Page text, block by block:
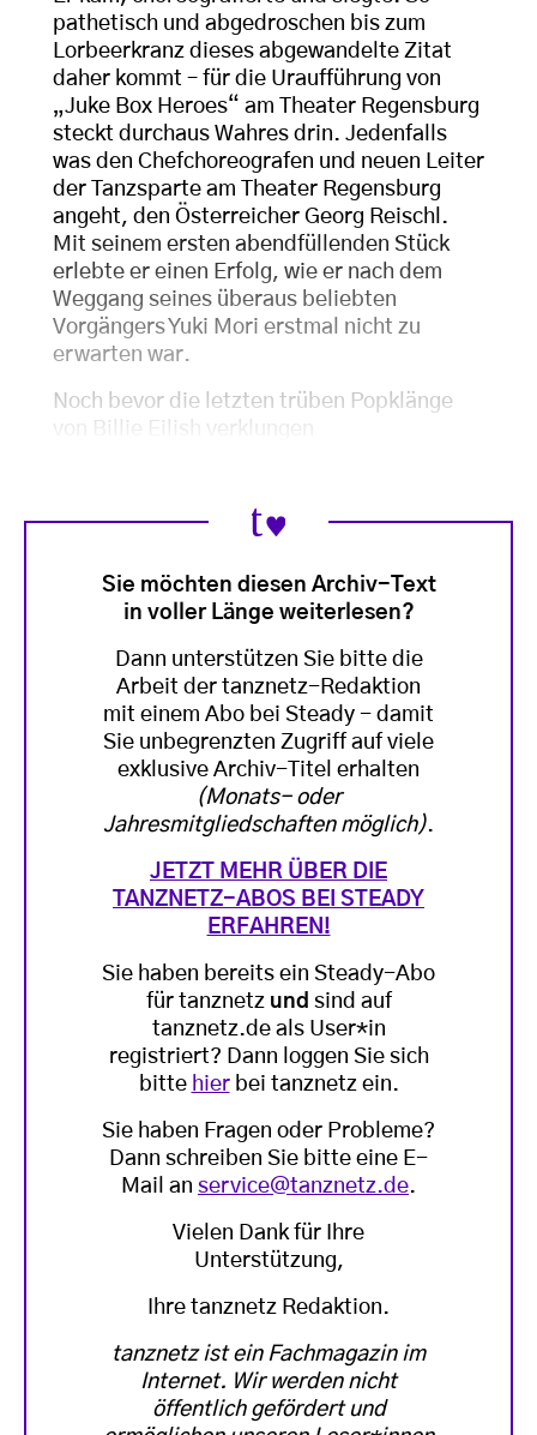
pathetisch und abgedroschen bis zum
Lorbeerkranz dieses abgewandelte Zitat
daher kommt – für die Uraufführung von
„Juke Box Heroes“ am Theater Regensburg
steckt durchaus Wahres drin. Jedenfalls
was den Chefchoreografen und neuen Leiter
der Tanzsparte am Theater Regensburg
angeht, den Österreicher Georg Reischl.
Mit seinem ersten abendfüllenden Stück
erlebte er einen Erfolg, wie er nach dem
Weggang seines überaus beliebten
Vorgängers Yuki Mori erstmal nicht zu
erwarten war.
Noch bevor die letzten trüben Popklänge
von Billie Eilish verklungen
Sie möchten diesen Archiv-Text
in voller Länge weiterlesen?
Dann unterstützen Sie bitte die
Arbeit der tanznetz-Redaktion
mit einem Abo bei Steady - damit
Sie unbegrenzten Zugriff auf viele
exklusive Archiv-Titel erhalten
(Monats- oder
Jahresmitgliedschaften möglich).
JETZT MEHR ÜBER DIE
TANZNETZ-ABOS BEI STEADY
ERFAHREN!
Sie haben bereits ein Steady-Abo
für tanznetz und sind auf
tanznetz.de als User*in
registriert? Dann loggen Sie sich
bitte hierbei tanznetz ein.
Sie haben Fragen oder Probleme?
Dann schreiben Sie bitte eine E-
Mail an service@tanznetz.de.
Vielen Dank für Ihre
Unterstützung,
Ihre tanznetz Redaktion.
tanznetz ist ein Fachmagazin im
Internet. Wir werden nicht
öffentlich gefördert und